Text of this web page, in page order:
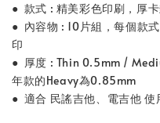
● 款式 : 精美彩色印刷，厚
● 內容物 : 10片組，每個款
印
● 厚度 : Thin 0.5mm /
年款的Heavy為0.85mm
● 適合 民謠吉他、電吉他 使